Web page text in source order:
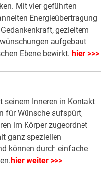
Mit vier geführten
Energieübertragung
gezieltem
aufgebaut
Ebene bewirkt. hier >>>
seinem Inneren in Kontakt
für Wünsche aufspürt,
im Körper zugeordnet
ganz speziellen
können durch einfache
hier weiter >>>